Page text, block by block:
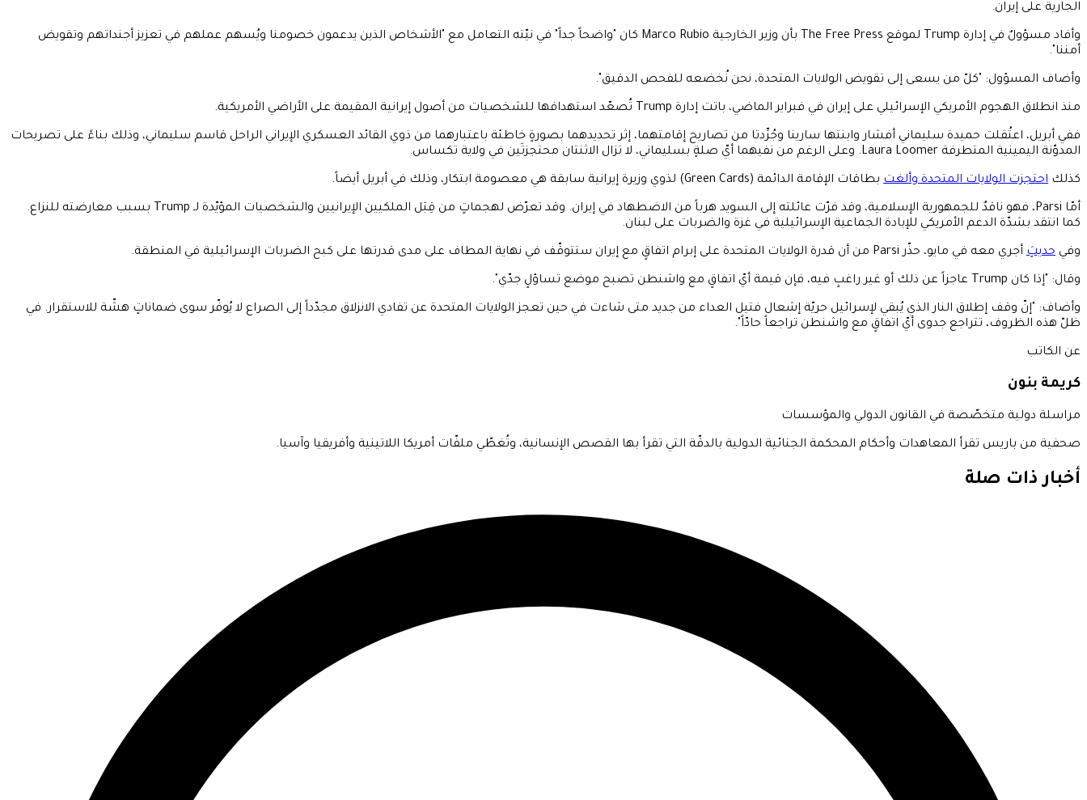
الجارية على إيران.
وأفاد مسؤولٌ في إدارة Trump لموقع The Free Press بأن وزير الخارجية Marco Rubio كان "واضحاً جداً" في نيّته التعامل مع "الأشخاص الذين يدعمون خصومنا ويُسهم عملهم في تعزيز أجنداتهم وتقويض
أمننا".
وأضاف المسؤول: "كلّ من يسعى إلى تقويض الولايات المتحدة، نحن نُخضعه للفحص الدقيق".
منذ انطلاق الهجوم الأمريكي الإسرائيلي على إيران في فبراير الماضي، باتت إدارة Trump تُصعّد استهدافها للشخصيات من أصول إيرانية المقيمة على الأراضي الأمريكية.
ففي أبريل، اعتُقلت حميدة سليماني أفشار وابنتها سارينا وجُرِّدتا من تصاريح إقامتهما، إثر تحديدهما بصورةٍ خاطئة باعتبارهما من ذوي القائد العسكري الإيراني الراحل قاسم سليماني، وذلك بناءً على تصريحات
المدوّنة اليمينية المتطرفة Laura Loomer. وعلى الرغم من نفيهما أيّ صلةٍ بسليماني، لا تزال الاثنتان محتجزتَين في ولاية تكساس.
كذلك احتجزت الولايات المتحدة وألغت بطاقات الإقامة الدائمة (Green Cards) لذوي وزيرة إيرانية سابقة هي معصومة ابتكار، وذلك في أبريل أيضاً.
أمّا Parsi، فهو ناقدٌ للجمهورية الإسلامية، وقد فرّت عائلته إلى السويد هرباً من الاضطهاد في إيران. وقد تعرّض لهجماتٍ من قِبَل الملكيين الإيرانيين والشخصيات المؤيّدة لـ Trump بسبب معارضته للنزاع.
كما انتقد بشدّة الدعم الأمريكي للإبادة الجماعية الإسرائيلية في غزة والضربات على لبنان.
وفي حديثٍ أجري معه في مايو، حذّر Parsi من أن قدرة الولايات المتحدة على إبرام اتفاقٍ مع إيران ستتوقّف في نهاية المطاف على مدى قدرتها على كبح الضربات الإسرائيلية في المنطقة.
وقال: "إذا كان Trump عاجزاً عن ذلك أو غير راغبٍ فيه، فإن قيمة أيّ اتفاقٍ مع واشنطن تصبح موضع تساؤلٍ جدّي".
وأضاف: "إنّ وقف إطلاق النار الذي يُبقي لإسرائيل حريّة إشعال فتيل العداء من جديد متى شاءت في حين تعجز الولايات المتحدة عن تفادي الانزلاق مجدّداً إلى الصراع لا يُوفّر سوى ضماناتٍ هشّة للاستقرار. في
ظلّ هذه الظروف، تتراجع جدوى أيّ اتفاقٍ مع واشنطن تراجعاً حادّاً".
عن الكاتب
كريمة بنون
مراسلة دولية متخصّصة في القانون الدولي والمؤسسات
صحفية من باريس تقرأ المعاهدات وأحكام المحكمة الجنائية الدولية بالدقّة التي تقرأ بها القصص الإنسانية، وتُغطّي ملفّات أمريكا اللاتينية وأفريقيا وآسيا.
أخبار ذات صلة